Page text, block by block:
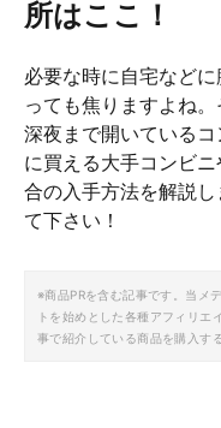
所はここ！
必要な時に自宅など
っても焦りますよね
深夜まで開いている
に買える大手コンビ
合の入手方法を解説
て下さい！
※商品PRを含む記事です。当メ
トを始めとした各種アフィリエ
事で紹介している商品を購入す